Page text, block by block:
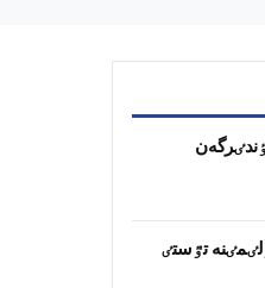
ٶندٸرگەن
تٷستٸ